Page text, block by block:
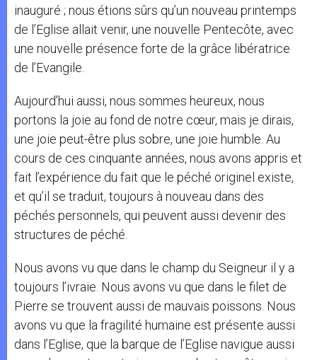
inauguré ; nous étions sûrs qu’un nouveau printemps
de l’Eglise allait venir, une nouvelle Pentecôte, avec
une nouvelle présence forte de la grâce libératrice
de l’Evangile.
Aujourd’hui aussi, nous sommes heureux, nous
portons la joie au fond de notre cœur, mais je dirais,
une joie peut-être plus sobre, une joie humble. Au
cours de ces cinquante années, nous avons appris et
fait l’expérience du fait que le péché originel existe,
et qu’il se traduit, toujours à nouveau dans des
péchés personnels, qui peuvent aussi devenir des
structures de péché.
Nous avons vu que dans le champ du Seigneur il y a
toujours l’ivraie. Nous avons vu que dans le filet de
Pierre se trouvent aussi de mauvais poissons. Nous
avons vu que la fragilité humaine est présente aussi
dans l’Eglise, que la barque de l’Eglise navigue aussi